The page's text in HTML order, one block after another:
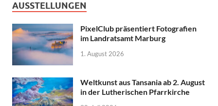
AUSSTELLUNGEN
PixelClub präsentiert Fotografien
im Landratsamt Marburg
1. August 2026
Weltkunst aus Tansania ab 2. August
in der Lutherischen Pfarrkirche